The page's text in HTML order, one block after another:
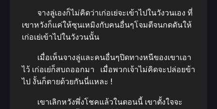
จางลู่เองก็ไม่คิดว่าเก่อเย่จะเข้าไปในวังวนเอง ที่
เขาหวังก็แค่ให้ซุนเหมิงกับคนอื่นๆโจมตีจนกดดันให้
เก่อเย่เข้าไปในวังวนนั้น
เมื่อเห็นจางลู่และคนอื่นๆปิดทางหนีของเขาเอา
ไว้ เก่อเย่ก็สบถออกมา เมื่อพวกเจ้าไม่คิดจะปล่อยข้า
ไป งั้นก็ตายด้วยกันนี่แหละ !
เขาเลิกหวังพึ่งโชคแล้วในตอนนี้ เขาตั้งใจจะ